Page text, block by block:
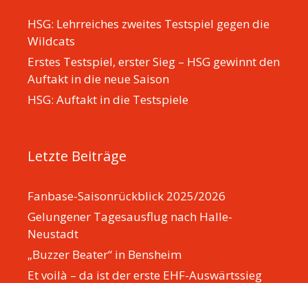
HSG: Lehrreiches zweites Testspiel gegen die
Wildcats
Erstes Testspiel, erster Sieg – HSG gewinnt den
Auftakt in die neue Saison
HSG: Auftakt in die Testspiele
Letzte Beiträge
Fanbase-Saisonrückblick 2025/2026
Gelungener Tagesausflug nach Halle-
Neustadt
„Buzzer Beater“ in Bensheim
Et voilà – da ist der erste EHF-Auswärtssieg